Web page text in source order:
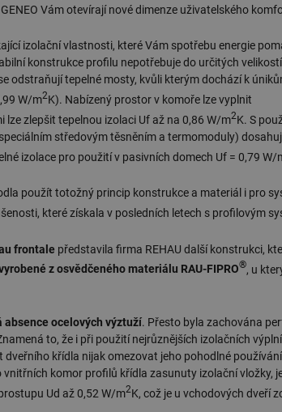
Vám otevírají nové dimenze uživatelského
izolační vlastnosti, které Vám spotřebu energie
konstrukce profilu nepotřebuje do určitých velikostí
odstraňují tepelné mosty, kvůli kterým dochází k
W/m2K). Nabízený prostor v komoře lze vyplnit
lze zlepšit tepelnou izolaci Uf až na 0,86 W/m2K. S
středovým těsněním a termomoduly)
izolace pro použití v pasivních domech Uf = 0,79 W/
použít totožný princip konstrukce a materiál i pro
které získala v posledních letech s profilovým
frontale představila firma REHAU další konstrukci,
z osvědčeného materiálu RAU-FIPRO®, u
absence ocelových výztuží. Přesto byla zachována
to, že i při použití nejrůznějších izolačních
dveřního křídla nijak omezovat jeho pohodlné
vnitřních komor profilů křídla zasunuty izolační vložky,
Ud až 0,52 W/m2K, což je u vchodových dveří